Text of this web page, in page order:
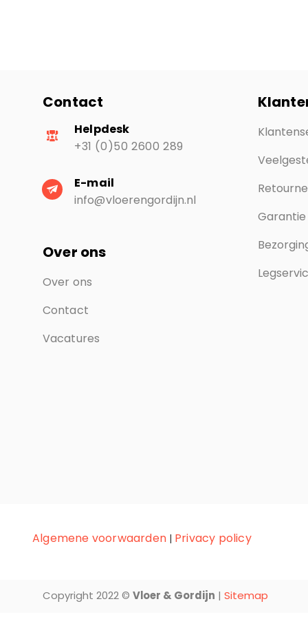
Contact
Helpdesk
+31 (0)50 2600 289
E-mail
info@vloerengordijn.nl
Over ons
Over ons
Contact
Vacatures
Garantie
Algemene voorwaarden | Privacy policy
Copyright 2022 © Vloer & Gordijn | Sitemap